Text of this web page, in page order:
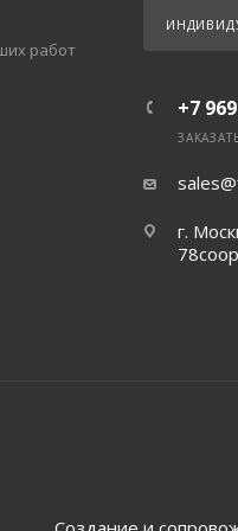
работ
+7
г.